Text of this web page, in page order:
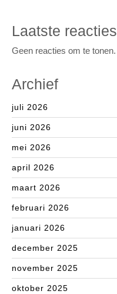
Laatste reacties
Geen reacties om te tonen.
Archief
juli 2026
juni 2026
mei 2026
april 2026
maart 2026
februari 2026
januari 2026
december 2025
november 2025
oktober 2025